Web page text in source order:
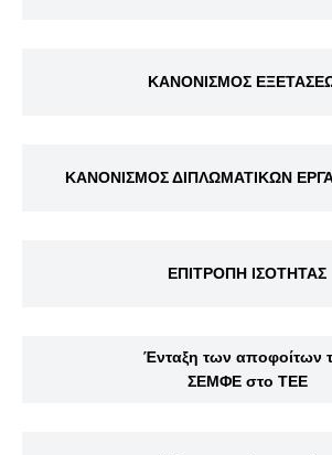
ΚΑΝΟΝΙΣΜΟΣ
ΚΑΝΟΝΙΣΜΟΣ ΔΙΠΛΩΜΑΤΙΚΩΝ
ΕΠΙΤΡΟΠΗ ΙΣΟΤΗΤΑΣ
Ένταξη των αποφοίτων
ΣΕΜΦΕ στο ΤΕΕ